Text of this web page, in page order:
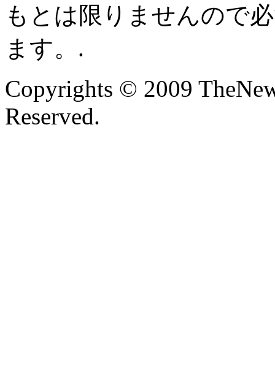
もとは限りませんので
ます。.
Copyrights © 2009
Reserved.